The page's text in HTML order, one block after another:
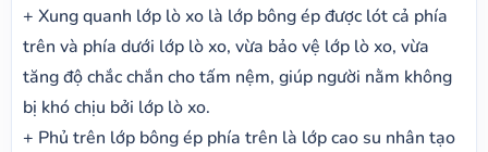
+ Xung quanh lớp lò xo là lớp bông ép được lót cả phía
trên và phía dưới lớp lò xo, vừa bảo vệ lớp lò xo, vừa
tăng độ chắc chắn cho tấm nệm, giúp người nằm không
bị khó chịu bởi lớp lò xo.
+ Phủ trên lớp bông ép phía trên là lớp cao su nhân tạo